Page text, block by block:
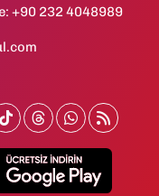
+90 232 4048989